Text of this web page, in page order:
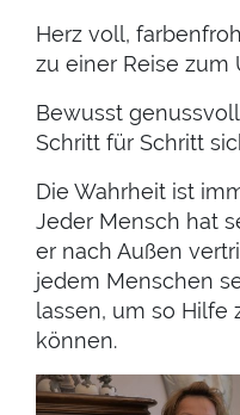
Herz voll,
zu einer Reise zum
Bewusst
Schritt für Schritt
Die Wahrheit ist
Jeder Mensch hat
er nach Außen
jedem Menschen
lassen, um so Hilfe
können.